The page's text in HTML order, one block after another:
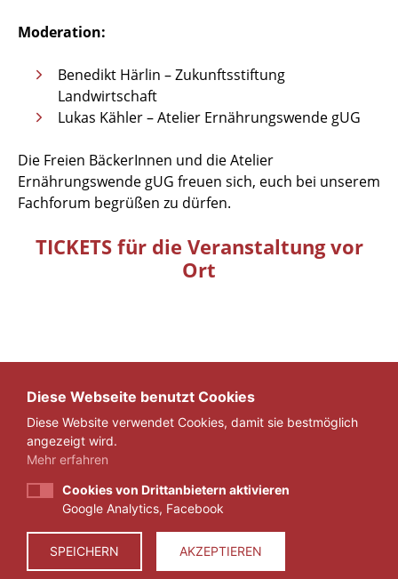
Moderation:
Benedikt Härlin – Zukunftsstiftung
Landwirtschaft
Lukas Kähler – Atelier Ernährungswende gUG
Die Freien BäckerInnen und die Atelier
Ernährungswende gUG freuen sich, euch bei unserem
Fachforum begrüßen zu dürfen.
TICKETS für die Veranstaltung vor
Ort
ZURÜCK
IMPRESSUM
DATENSCHUTZ
© 2026 ZEIT FÜR VERANTWORTUNG E.V.
Diese Webseite benutzt Cookies
Diese Website verwendet Cookies, damit sie bestmöglich
angezeigt wird.
Mehr erfahren
Cookies von Drittanbietern aktivieren
Google Analytics, Facebook
SPEICHERN AKZEPTIEREN